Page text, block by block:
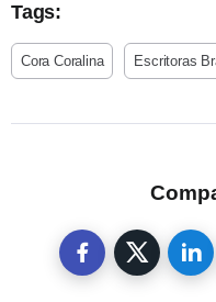
Tags:
Cora Coralina Escritoras